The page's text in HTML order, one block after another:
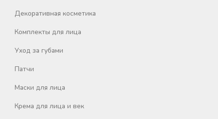
Декоративная косметика
Комплекты для лица
Уход за губами
Патчи
Маски для лица
Крема для лица и век